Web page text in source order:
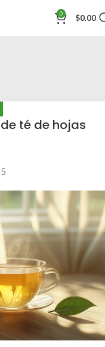
0 $0.00
té de hojas